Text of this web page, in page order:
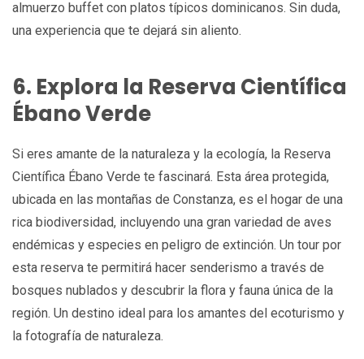
almuerzo buffet con platos típicos dominicanos. Sin duda,
una experiencia que te dejará sin aliento.
6. Explora la Reserva Científica
Ébano Verde
Si eres amante de la naturaleza y la ecología, la Reserva
Científica Ébano Verde te fascinará. Esta área protegida,
ubicada en las montañas de Constanza, es el hogar de una
rica biodiversidad, incluyendo una gran variedad de aves
endémicas y especies en peligro de extinción. Un tour por
esta reserva te permitirá hacer senderismo a través de
bosques nublados y descubrir la flora y fauna única de la
región. Un destino ideal para los amantes del ecoturismo y
la fotografía de naturaleza.